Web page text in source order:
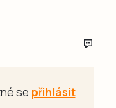
se přihlásit